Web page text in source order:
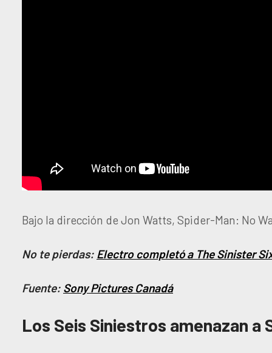
Bajo la dirección de Jon Watts, Spider-Man: No
No te pierdas: Electro completó a The Sinister
Fuente: Sony Pictures Canadá
Los Seis Siniestros amenazan a